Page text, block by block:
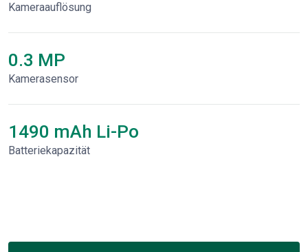
Kameraauflösung
0.3 MP
Kamerasensor
1490 mAh Li-Po
Batteriekapazität